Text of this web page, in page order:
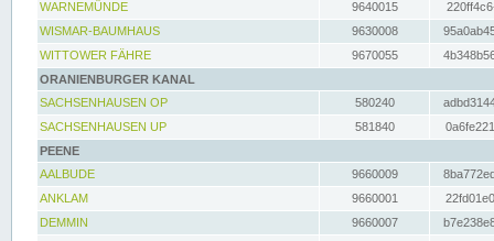
WARNEMÜNDE
9640015
WISMAR-BAUMHAUS
9630008
WITTOWER FÄHRE
9670055
ORANIENBURGER KANAL
SACHSENHAUSEN OP
580240
SACHSENHAUSEN UP
581840
PEENE
AALBUDE
9660009
ANKLAM
9660001
DEMMIN
9660007